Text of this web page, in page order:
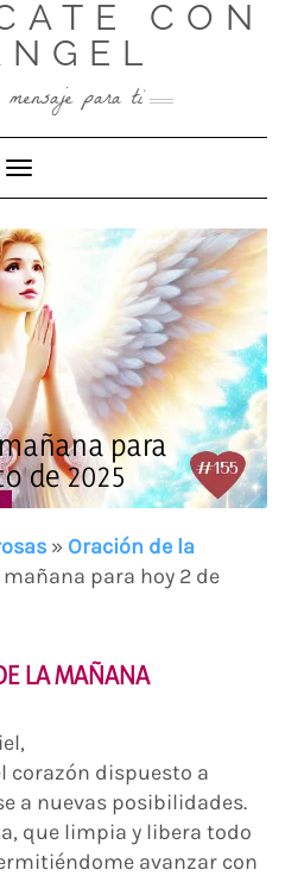
CON
para ti
Toggle Navigation
para
de 2025
» Oración de la
para hoy 2 de
LA MAÑANA
corazón dispuesto a
a nuevas posibilidades.
que limpia y libera todo
avanzar con